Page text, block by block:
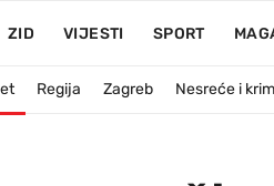
ZID VIJESTI SPORT
Regija Zagreb Nesreće i